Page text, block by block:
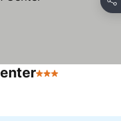
Dela
3 Stjärnor